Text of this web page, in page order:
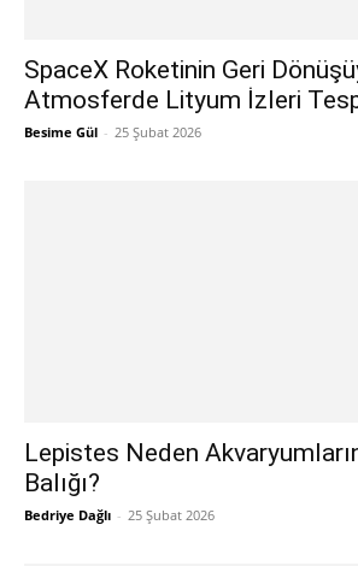
SpaceX Roketinin Geri
Atmosferde Lityum İzleri
Besime Gül - 25 Şubat 2026
Lepistes Neden
Balığı?
Bedriye Dağlı - 25 Şubat 2026